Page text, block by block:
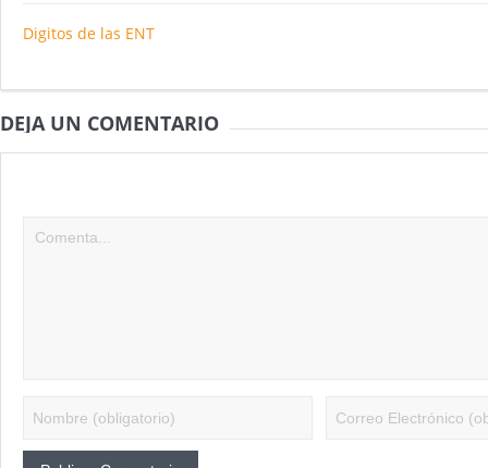
Digitos de las ENT
DEJA UN COMENTARIO